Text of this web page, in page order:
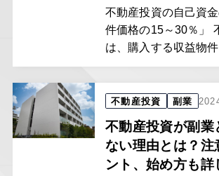
不動産投資の自己資
件価格の15～30％」
は、購入する収益物
不動産投資 副業
不動産投資が副業
ない理由とは？注
ント、始め方も詳